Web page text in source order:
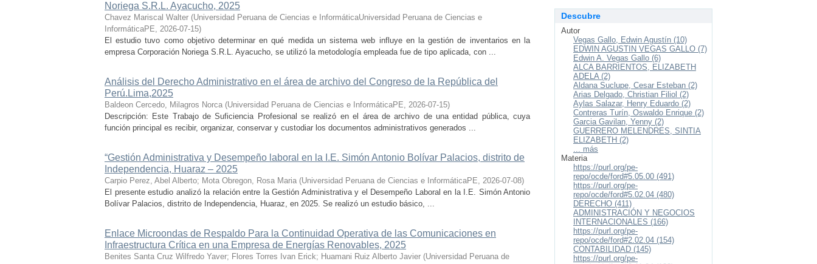
Noriega S.R.L. Ayacucho, 2025
Chavez Mariscal Walter (Universidad Peruana de Ciencias e InformáticaUniversidad Peruana de Ciencias e
InformáticaPE, 2026-07-15)
El estudio tuvo como objetivo determinar en qué medida un sistema web influye en la gestión de inventarios en la
empresa Corporación Noriega S.R.L. Ayacucho, se utilizó la metodología empleada fue de tipo aplicada, con ...
Análisis del Derecho Administrativo en el área de archivo del Congreso de la República del
Perú.Lima,2025
Baldeon Cercedo, Milagros Norca (Universidad Peruana de Ciencias e InformáticaPE, 2026-07-15)
Descripción: Este Trabajo de Suficiencia Profesional se realizó en el área de archivo de una entidad pública, cuya
función principal es recibir, organizar, conservar y custodiar los documentos administrativos generados ...
“Gestión Administrativa y Desempeño laboral en la I.E. Simón Antonio Bolívar Palacios, distrito de
Independencia, Huaraz – 2025
Carpio Perez, Abel Alberto; Mota Obregon, Rosa Maria (Universidad Peruana de Ciencias e InformáticaPE, 2026-07-08)
El presente estudio analizó la relación entre la Gestión Administrativa y el Desempeño Laboral en la I.E. Simón Antonio
Bolívar Palacios, distrito de Independencia, Huaraz, en 2025. Se realizó un estudio básico, ...
Enlace Microondas de Respaldo Para la Continuidad Operativa de las Comunicaciones en
Infraestructura Crítica en una Empresa de Energías Renovables, 2025
Benites Santa Cruz Wilfredo Yaver; Flores Torres Ivan Erick; Huamani Ruiz Alberto Javier (Universidad Peruana de
Descubre
Autor
Vegas Gallo, Edwin Agustín (10)
EDWIN AGUSTIN VEGAS GALLO (7)
Edwin A. Vegas Gallo (6)
ALCA BARRIENTOS, ELIZABETH
ADELA (2)
Aldana Suclupe, Cesar Esteban (2)
Arias Delgado, Christian Filiol (2)
Aylas Salazar, Henry Eduardo (2)
Contreras Turín, Oswaldo Enrique (2)
Garcia Gavilan, Yenny (2)
GUERRERO MELENDRES, SINTIA
ELIZABETH (2)
... más
Materia
https://purl.org/pe-
repo/ocde/ford#5.05.00 (491)
https://purl.org/pe-
repo/ocde/ford#5.02.04 (480)
DERECHO (411)
ADMINISTRACIÓN Y NEGOCIOS
INTERNACIONALES (166)
https://purl.org/pe-
repo/ocde/ford#2.02.04 (154)
CONTABILIDAD (145)
https://purl.org/pe-